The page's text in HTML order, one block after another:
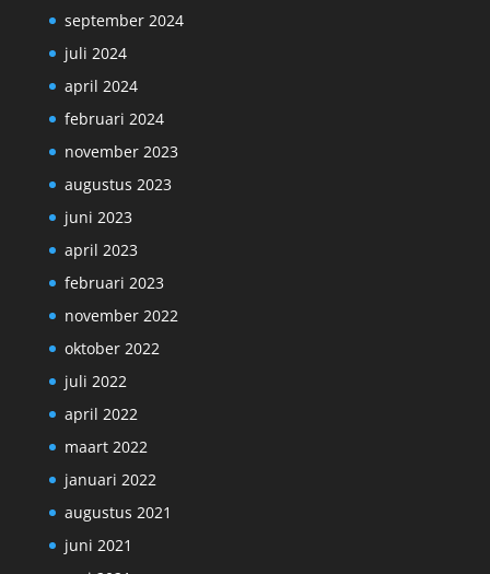
september 2024
juli 2024
april 2024
februari 2024
november 2023
augustus 2023
juni 2023
april 2023
februari 2023
november 2022
oktober 2022
juli 2022
april 2022
maart 2022
januari 2022
augustus 2021
juni 2021